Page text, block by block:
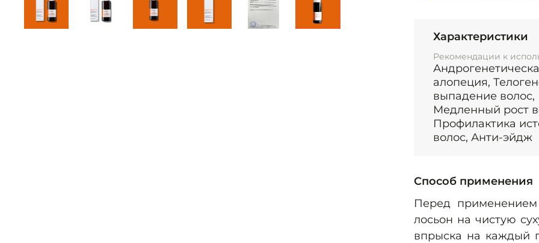
действие
замедленного роста.
Ацетил
микроциркуляции и
Экстракт цветков
Гликолевая кислота (
отшелушивающим
головы,
проникновению
Характеристики
Рекомендации к
алопеция,
выпадение волос,
Медленный рост
Профилактика
волос, Анти-эйдж
Способ применения
Перед применением
лосьон на чистую
впрыска на каждый